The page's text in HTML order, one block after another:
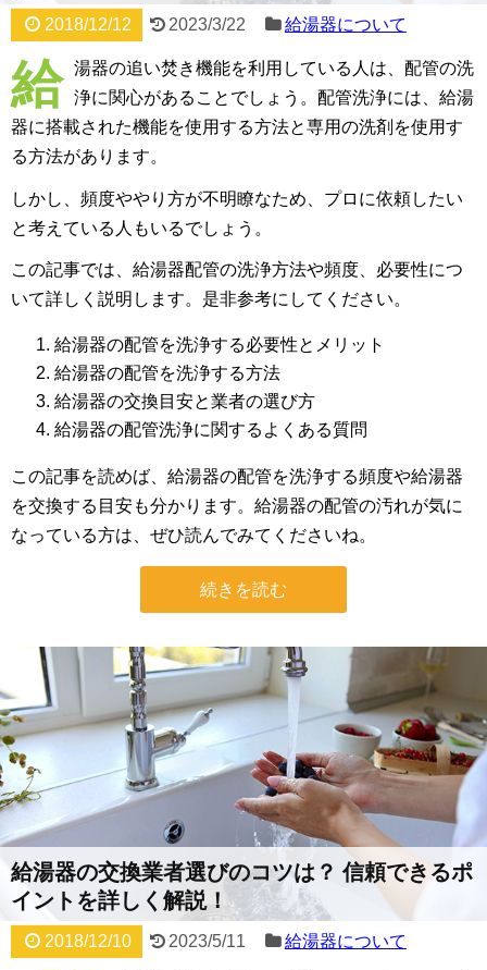
2018/12/12 2023/3/22 給湯器について
給 湯器の追い焚き機能を利用している人は、配管の洗
浄に関心があることでしょう。配管洗浄には、給湯
器に搭載された機能を使用する方法と専用の洗剤を使用す
る方法があります。
しかし、頻度ややり方が不明瞭なため、プロに依頼したい
と考えている人もいるでしょう。
この記事では、給湯器配管の洗浄方法や頻度、必要性につ
いて詳しく説明します。是非参考にしてください。
給湯器の配管を洗浄する必要性とメリット
給湯器の配管を洗浄する方法
給湯器の交換目安と業者の選び方
給湯器の配管洗浄に関するよくある質問
この記事を読めば、給湯器の配管を洗浄する頻度や給湯器
を交換する目安も分かります。給湯器の配管の汚れが気に
なっている方は、ぜひ読んでみてくださいね。
続きを読む
給湯器の交換業者選びのコツは？ 信頼できるポ
イントを詳しく解説！
2018/12/10 2023/5/11 給湯器について